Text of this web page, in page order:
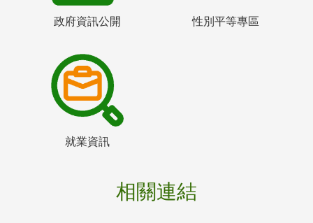
政府資訊公開 性別平等專區
就業資訊
相關連結